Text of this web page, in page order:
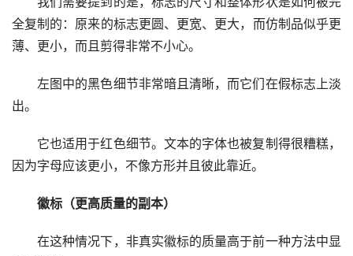
全复制的：原来的标志更圆、更宽、更大，而仿制品似乎更
薄、更小，而且剪得非常不小心。
左图中的黑色细节非常暗且清晰，而它们在假标志上淡
出。
它也适用于红色细节。文本的字体也被复制得很糟糕，
因为字母应该更小，不像方形并且彼此靠近。
徽标（更高质量的副本）
在这种情况下，非真实徽标的质量高于前一种方法中显